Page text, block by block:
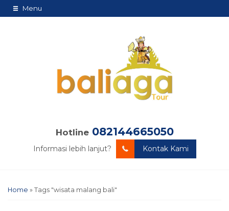
Menu
Hotline 082144665050
Informasi lebih lanjut? Kontak Kami
Home » Tags "wisata malang bali"